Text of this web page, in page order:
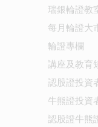
瑞銀輪證教
每月輪證大
輪證專欄
講座及教育
認股證投資
牛熊證投資
認股證牛熊